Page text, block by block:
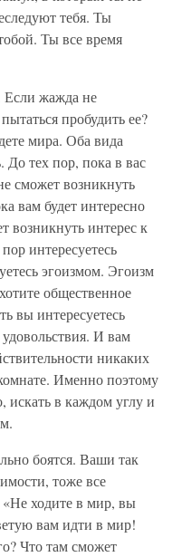
тебя. Ты
Ты все время
Если жажда не
пробудить ее?
мира. Оба вида
До тех пор, пока в вас
сможет возникнуть
вам будет интересно
возникнуть интерес к
интересуетесь
эгоизмом. Эгоизм
общественное
вы интересуетесь
И вам
никаких
Именно поэтому
искать в каждом углу и
боятся. Ваши так
тоже все
ходите в мир, вы
вам идти в мир!
Что там сможет